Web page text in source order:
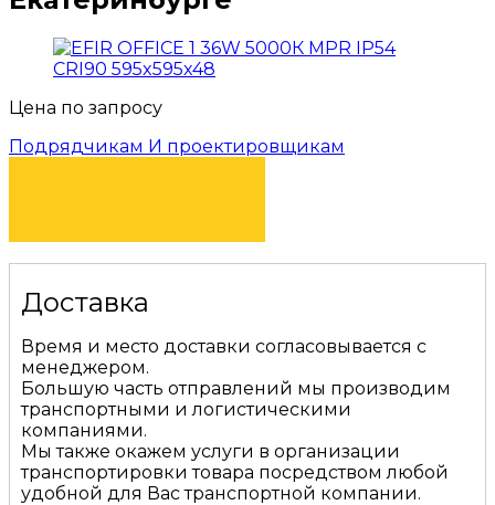
Цена по запросу
Подрядчикам И проектировщикам
Доставка
Время и место доставки согласовывается с
менеджером.
Большую часть отправлений мы производим
транспортными и логистическими
компаниями.
Мы также окажем услуги в организации
транспортировки товара посредством любой
удобной для Вас транспортной компании.